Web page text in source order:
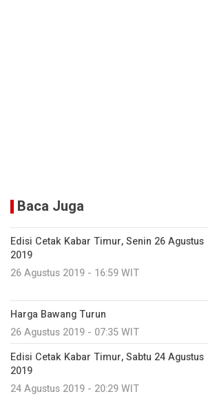
Baca Juga
Edisi Cetak Kabar Timur, Senin 26 Agustus
2019
26 Agustus 2019 - 16:59 WIT
Harga Bawang Turun
26 Agustus 2019 - 07:35 WIT
Edisi Cetak Kabar Timur, Sabtu 24 Agustus
2019
24 Agustus 2019 - 20:29 WIT